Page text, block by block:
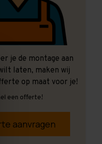
je de montage aan
laten, maken wij
op maat voor je!
een offerte!
aanvragen